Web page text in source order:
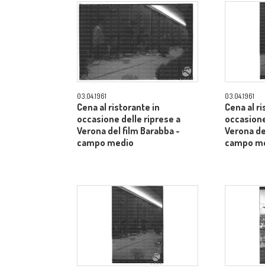
03.04.1961
Cena al ristorante in
occasione delle riprese a
Verona del film Barabba -
campo medio
03.04.1961
Cena al
Verona
campo